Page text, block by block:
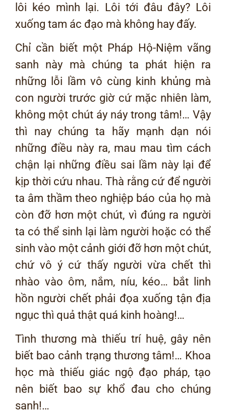
lôi kéo mình lại. Lôi tới đâu đây? Lôi
xuống tam ác đạo mà không hay đấy.
Chỉ cần biết một Pháp Hộ-Niệm vãng
sanh này mà chúng ta phát hiện ra
những lỗi lầm vô cùng kinh khủng mà
con người trước giờ cứ mặc nhiên làm,
không một chút áy náy trong tâm!… Vậy
thì nay chúng ta hãy mạnh dạn nói
những điều này ra, mau mau tìm cách
chận lại những điều sai lầm này lại để
kịp thời cứu nhau. Thà rằng cứ để người
ta âm thầm theo nghiệp báo của họ mà
còn đỡ hơn một chút, vì đúng ra người
ta có thể sinh lại làm người hoặc có thể
sinh vào một cảnh giới đỡ hơn một chút,
chứ vô ý cứ thấy người vừa chết thì
nhào vào ôm, nắm, níu, kéo… bắt linh
hồn người chết phải đọa xuống tận địa
ngục thì quả thật quá kinh hoàng!…
Tình thương mà thiếu trí huệ, gây nên
biết bao cảnh trạng thương tâm!… Khoa
học mà thiếu giác ngộ đạo pháp, tạo
nên biết bao sự khổ đau cho chúng
sanh!…